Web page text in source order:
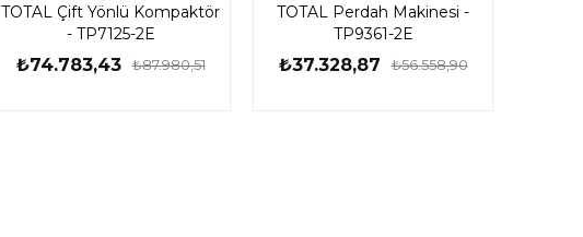
TOTAL Çift Yönlü Kompaktör
- TP7125-2E
₺74.783,43 ₺87.980,51
TOTAL Perdah Makinesi -
TP9361-2E
₺37.328,87 ₺56.558,90